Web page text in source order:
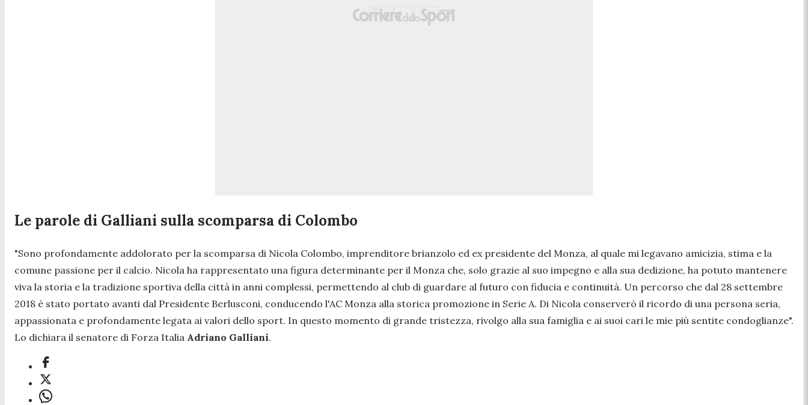
Le parole di Galliani sulla scomparsa di Colombo
"Sono profondamente addolorato per la scomparsa di Nicola Colombo, imprenditore brianzolo ed ex presidente del Monza, al quale mi legavano amicizia, stima e la
comune passione per il calcio. Nicola ha rappresentato una figura determinante per il Monza che, solo grazie al suo impegno e alla sua dedizione, ha potuto mantenere
viva la storia e la tradizione sportiva della città in anni complessi, permettendo al club di guardare al futuro con fiducia e continuità. Un percorso che dal 28 settembre
2018 è stato portato avanti dal Presidente Berlusconi, conducendo l'AC Monza alla storica promozione in Serie A. Di Nicola conserverò il ricordo di una persona seria,
appassionata e profondamente legata ai valori dello sport. In questo momento di grande tristezza, rivolgo alla sua famiglia e ai suoi cari le mie più sentite condoglianze".
Lo dichiara il senatore di Forza Italia Adriano Galliani.